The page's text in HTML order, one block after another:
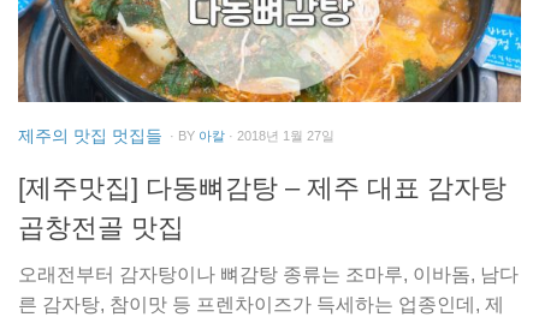
제주의 맛집 멋집들 · BY 아칼 · 2018년 1월 27일
[제주맛집] 다동뼈감탕 – 제주 대표 감자탕
곱창전골 맛집
오래전부터 감자탕이나 뼈감탕 종류는 조마루, 이바돔, 남다
른 감자탕, 참이맛 등 프렌차이즈가 득세하는 업종인데, 제